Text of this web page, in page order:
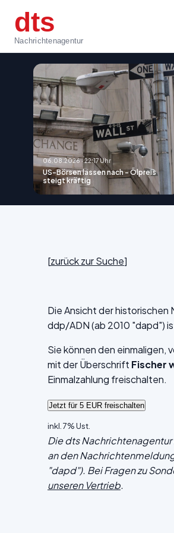
dts
Nachrichtenagentur
06.08.2026 · 22:17 Uhr
US-Börsen lassen nach - Ölpreis
steigt kräftig
[zurück zur Suche]
Die Ansicht der
ddp/ADN (ab 2010 "dapd")
Sie können den einmaligen,
mit der Überschrift Fischer
Einmalzahlung freischalten.
inkl. 7% Ust.
Die dts
an den
"dapd"). Bei Fragen zu
unseren Vertrieb.